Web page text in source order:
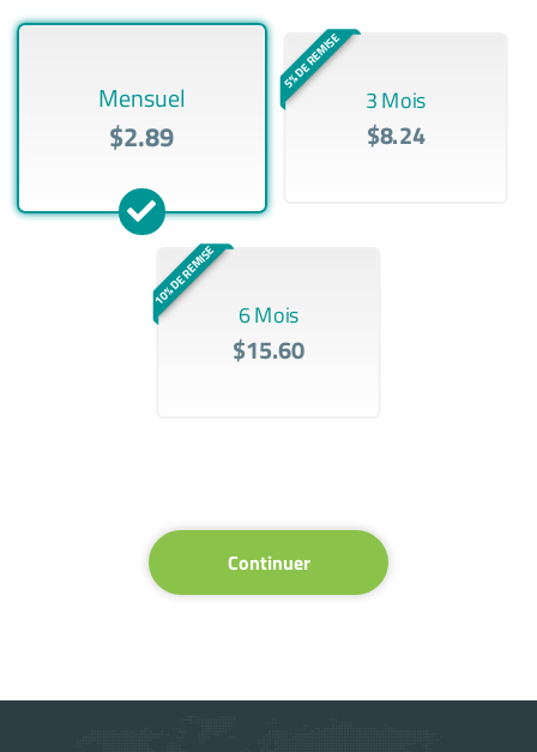
Mensuel
$2.89
5% DE REMISE
3 Mois
$8.24
10% DE REMISE
6 Mois
$15.60
Continuer